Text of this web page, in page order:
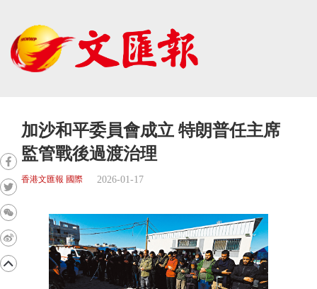
加沙和平委員會成立 特朗普任主席
監管戰後過渡治理
香港文匯報 國際 2026-01-17